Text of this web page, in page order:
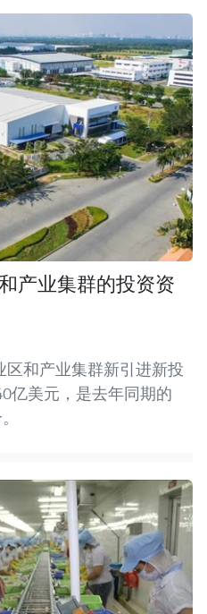
产业集群的投资资
和产业集群新引进新投
亿美元，是去年同期的